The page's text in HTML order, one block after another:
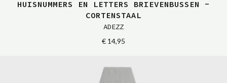
HUISNUMMERS EN LETTERS BRIEVENBUSSEN -
CORTENSTAAL
ADEZZ
€ 14,95